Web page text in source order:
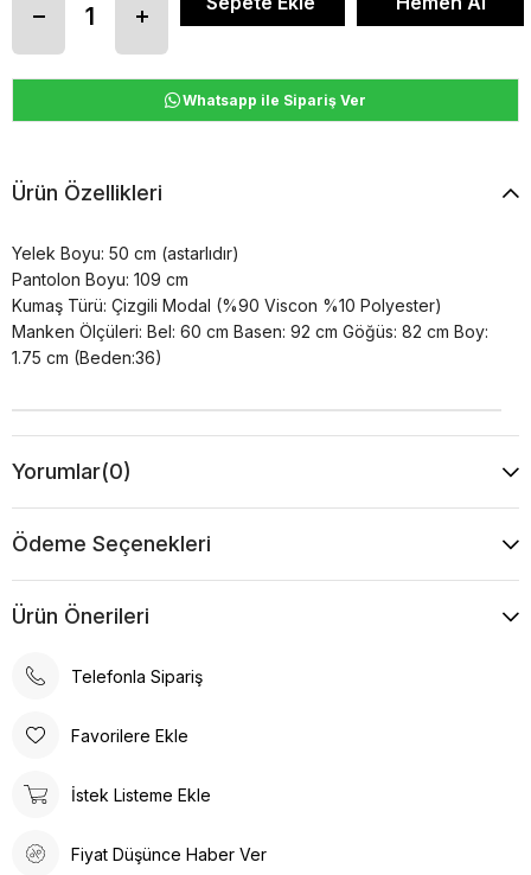
Whatsapp ile Sipariş Ver
Ürün Özellikleri
Yelek Boyu: 50 cm (astarlıdır)
Pantolon Boyu: 109 cm
Kumaş Türü: Çizgili Modal (%90 Viscon %10 Polyester)
Manken Ölçüleri: Bel: 60 cm Basen: 92 cm Göğüs: 82 cm Boy:
1.75 cm (Beden:36)
Yorumlar(0)
Ödeme Seçenekleri
Ürün Önerileri
Telefonla Sipariş
Favorilere Ekle
İstek Listeme Ekle
Fiyat Düşünce Haber Ver